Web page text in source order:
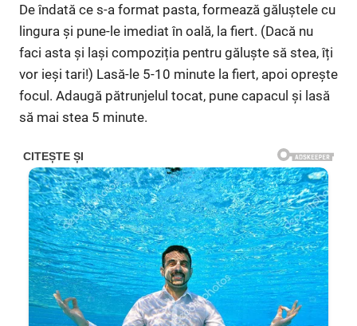
De îndată ce s-a format pasta, formează găluștele cu
lingura și pune-le imediat în oală, la fiert. (Dacă nu
faci asta și lași compoziția pentru găluște să stea, îți
vor ieși tari!) Lasă-le 5-10 minute la fiert, apoi oprește
focul. Adaugă pătrunjelul tocat, pune capacul și lasă
să mai stea 5 minute.